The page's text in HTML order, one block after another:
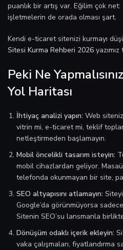
puanlık bir artış var. Eğilim çok
işletmelerin de orada olması şart.
Kendi e-ticaret sitenizi kurmayı
Sitesi Kurma Rehberi 2026
Peki Ne
Yol Haritası
İhtiyaç analizi yapın: Web
vitrin mi, e-ticaret mi, teklif
netleştirmeden başlamayın.
Mobil öncelikli tasarım isteyin:
mobil cihazlardan geliyor.
telefonda okunmayan bir site,
SEO altyapısını atlamayın:
Google’da görünmüyorsa
Sitenin SEO’su lansmanla
Dönüşüm odaklı içerik ekleyin:
vaka çalışmaları, fiyatlandırma